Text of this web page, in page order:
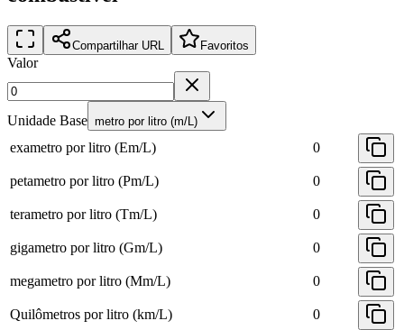
Compartilhar URL Favoritos
Valor
Unidade Base metro por litro (m/L)
exametro por litro (Em/L) 0
petametro por litro (Pm/L) 0
terametro por litro (Tm/L) 0
gigametro por litro (Gm/L) 0
megametro por litro (Mm/L) 0
Quilômetros por litro (km/L) 0